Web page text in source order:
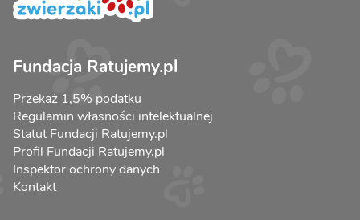
Fundacja Ratujemy.pl
Przekaż 1,5% podatku
Regulamin własności intelektualnej
Statut Fundacji Ratujemy.pl
Profil Fundacji Ratujemy.pl
Inspektor ochrony danych
Kontakt